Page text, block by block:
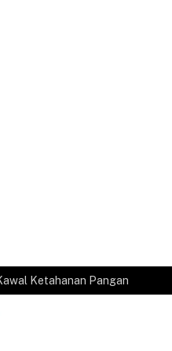
Ketahanan Pangan